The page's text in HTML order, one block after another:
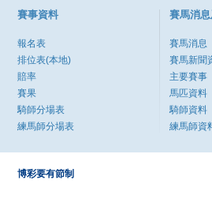
賽事資料
報名表
排位表(本地)
賠率
賽果
騎師分場表
練馬師分場表
賽馬消
賽馬消息
賽馬新聞
主要賽事
馬匹資料
騎師資料
練馬師資
博彩要有節制